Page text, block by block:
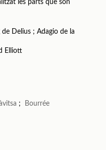
les parts que són
Delius ; Adagio de la
Elliott
;
Bourrée